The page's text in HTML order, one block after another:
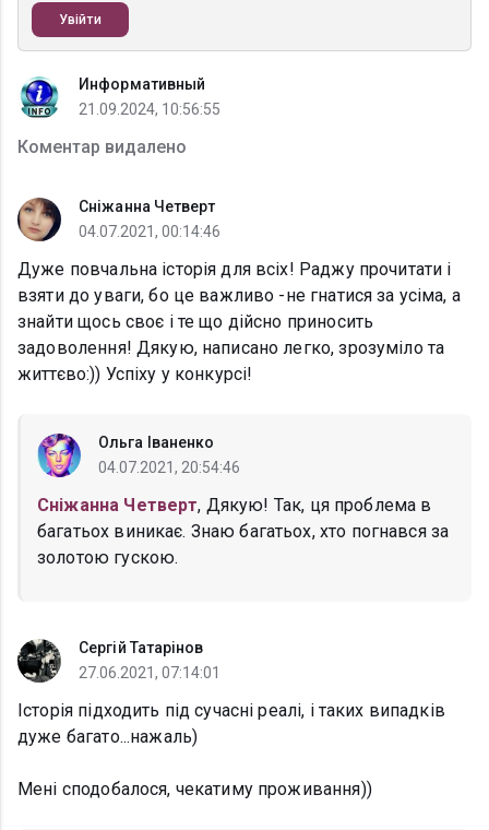
Увійти
Информативный
21.09.2024, 10:56:55
Коментар видалено
Сніжанна Четверт
04.07.2021, 00:14:46
Дуже повчальна історія для всіх! Раджу прочитати і
взяти до уваги, бо це важливо -не гнатися за усіма, а
знайти щось своє і те що дійсно приносить
задоволення! Дякую, написано легко, зрозуміло та
життєво:)) Успіху у конкурсі!
Ольга Іваненко
04.07.2021, 20:54:46
Сніжанна Четверт, Дякую! Так, ця проблема в
багатьох виникає. Знаю багатьох, хто погнався за
золотою гускою.
Сергій Татарінов
27.06.2021, 07:14:01
Історія підходить під сучасні реалі, і таких випадків
дуже багато...нажаль)
Мені сподобалося, чекатиму проживання))